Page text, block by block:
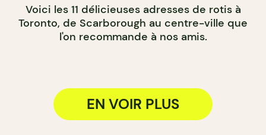
Voici les 11 délicieuses adresses de rotis à
Toronto, de Scarborough au centre-ville que
l'on recommande à nos amis.
EN VOIR PLUS